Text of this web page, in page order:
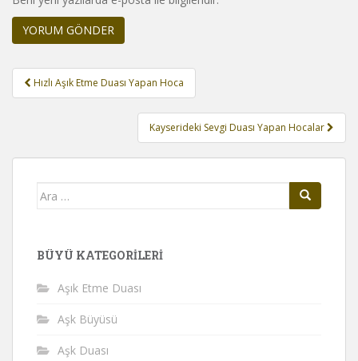
Yazı
gezinmesi
Hızlı Aşık Etme Duası Yapan Hoca
Kayserideki Sevgi Duası Yapan Hocalar
Arama
BÜYÜ KATEGORILERI
Aşık Etme Duası
Aşk Büyüsü
Aşk Duası